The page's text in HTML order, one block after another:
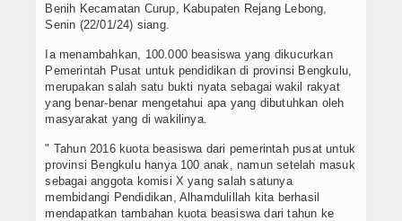
Benih Kecamatan Curup, Kabupaten Rejang Lebong,
Senin (22/01/24) siang.
Ia menambahkan, 100.000 beasiswa yang dikucurkan
Pemerintah Pusat untuk pendidikan di provinsi Bengkulu,
merupakan salah satu bukti nyata sebagai wakil rakyat
yang benar-benar mengetahui apa yang dibutuhkan oleh
masyarakat yang di wakilinya.
" Tahun 2016 kuota beasiswa dari pemerintah pusat untuk
provinsi Bengkulu hanya 100 anak, namun setelah masuk
sebagai anggota komisi X yang salah satunya
membidangi Pendidikan, Alhamdulillah kita berhasil
mendapatkan tambahan kuota beasiswa dari tahun ke